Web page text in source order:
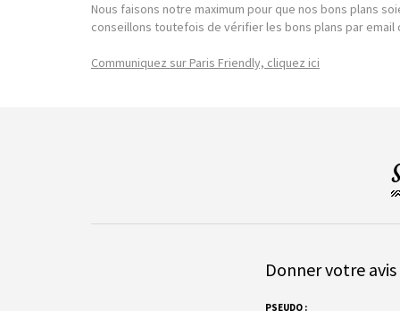
Nous faisons notre maximum pour que nos bons plans
conseillons toutefois de vérifier les bons plans par
Communiquez sur Paris Friendly, cliquez ici
Donner votre avis
PSEUDO :